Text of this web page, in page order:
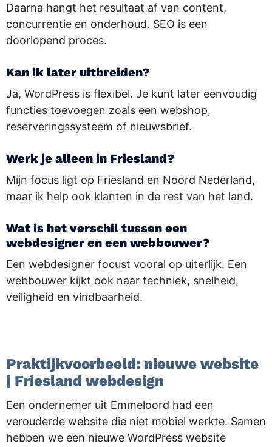
Daarna hangt het resultaat af van content,
concurrentie en onderhoud. SEO is een
doorlopend proces.
Kan ik later uitbreiden?
Ja, WordPress is flexibel. Je kunt later eenvoudig
functies toevoegen zoals een webshop,
reserveringssysteem of nieuwsbrief.
Werk je alleen in Friesland?
Mijn focus ligt op Friesland en Noord Nederland,
maar ik help ook klanten in de rest van het land.
Wat is het verschil tussen een
webdesigner en een webbouwer?
Een webdesigner focust vooral op uiterlijk. Een
webbouwer kijkt ook naar techniek, snelheid,
veiligheid en vindbaarheid.
Praktijkvoorbeeld: nieuwe website
| Friesland webdesign
Een ondernemer uit Emmeloord had een
verouderde website die niet mobiel werkte. Samen
hebben we een nieuwe WordPress website